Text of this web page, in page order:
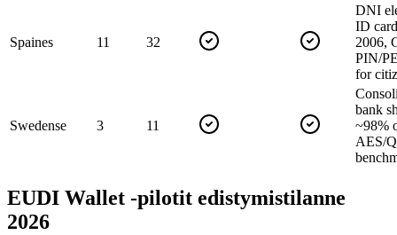
Spaines 11 32
DNI
ID
2006,
PIN/
for
Swedense 3 11
bank
~98%
AES/
EUDI Wallet -pilotit edistymistilanne
2026